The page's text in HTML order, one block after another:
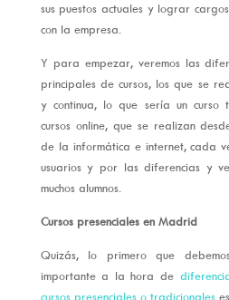
sus puestos actuales y lograr
con la empresa.
Y para empezar, veremos las
principales de cursos, los que se
y continua, lo que sería un curso
cursos online, que se realizan
de la informática e internet, cada
usuarios y por las diferencias y
muchos alumnos.
Cursos presenciales en Madrid
Quizás, lo primero que
importante a la hora de
cursos presenciales o tradicionales